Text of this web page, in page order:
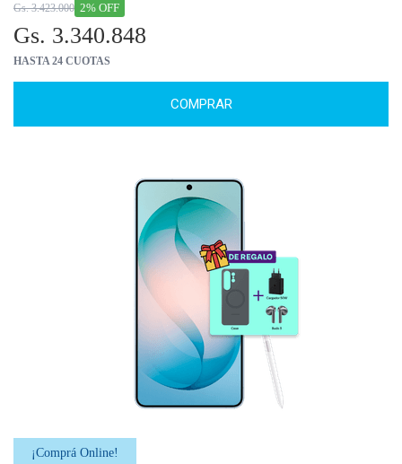
2% OFF
Gs. 3.423.000
Gs. 3.340.848
HASTA 24 CUOTAS
COMPRAR
¡Comprá Online!